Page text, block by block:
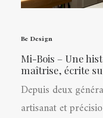
Be Design
Mi-Bois – Une
maîtrise, écrite
Depuis deux
artisanat et